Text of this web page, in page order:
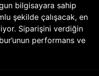
bilgisayara sahip
şekilde çalışacak, en
Siparişini verdiğin
performans ve